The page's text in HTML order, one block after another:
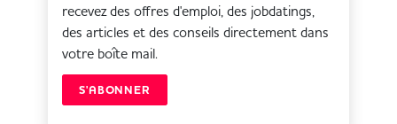
recevez des offres d'emploi, des jobdatings,
des articles et des conseils directement dans
votre boîte mail.
S'ABONNER